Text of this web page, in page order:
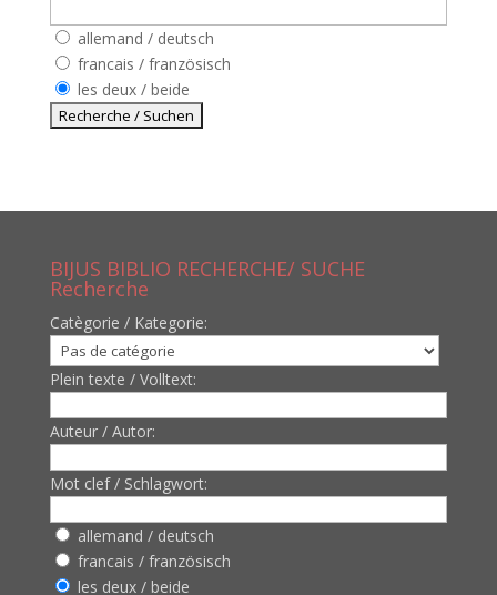
allemand / deutsch
francais / französisch
les deux / beide
BIJUS BIBLIO RECHERCHE/ SUCHE
Recherche
Catègorie / Kategorie:
Plein texte / Volltext:
Auteur / Autor:
Mot clef / Schlagwort:
allemand / deutsch
francais / französisch
les deux / beide